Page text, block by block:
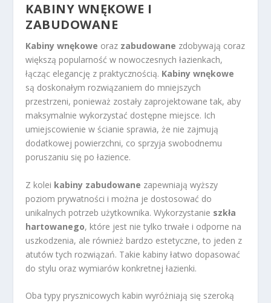
KABINY WNĘKOWE I
ZABUDOWANE
Kabiny wnękowe oraz zabudowane zdobywają coraz
większą popularność w nowoczesnych łazienkach,
łącząc elegancję z praktycznością. Kabiny wnękowe
są doskonałym rozwiązaniem do mniejszych
przestrzeni, ponieważ zostały zaprojektowane tak, aby
maksymalnie wykorzystać dostępne miejsce. Ich
umiejscowienie w ścianie sprawia, że nie zajmują
dodatkowej powierzchni, co sprzyja swobodnemu
poruszaniu się po łazience.
Z kolei kabiny zabudowane zapewniają wyższy
poziom prywatności i można je dostosować do
unikalnych potrzeb użytkownika. Wykorzystanie szkła
hartowanego, które jest nie tylko trwałe i odporne na
uszkodzenia, ale również bardzo estetyczne, to jeden z
atutów tych rozwiązań. Takie kabiny łatwo dopasować
do stylu oraz wymiarów konkretnej łazienki.
Oba typy prysznicowych kabin wyróżniają się szeroką